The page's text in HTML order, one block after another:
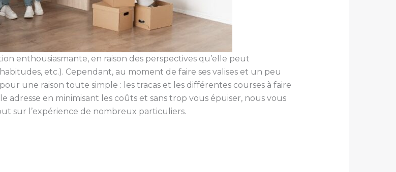
enthousiasmante, en raison des perspectives qu’elle peut
etc.). Cependant, au moment de faire ses valises et un peu
une raison toute simple : les tracas et les différentes courses à faire
adresse en minimisant les coûts et sans trop vous épuiser, nous vous
sur l’expérience de nombreux particuliers.